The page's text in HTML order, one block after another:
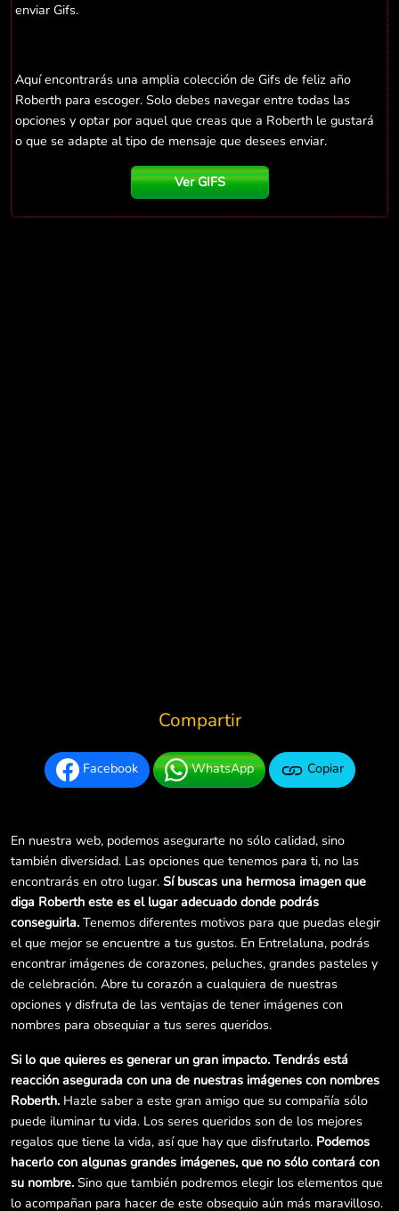
enviar Gifs.
Aquí encontrarás una amplia colección de Gifs de feliz año
Roberth para escoger. Solo debes navegar entre todas las
opciones y optar por aquel que creas que a Roberth le gustará
o que se adapte al tipo de mensaje que desees enviar.
Ver GIFS
Compartir
Facebook WhatsApp Copiar
En nuestra web, podemos asegurarte no sólo calidad, sino
también diversidad. Las opciones que tenemos para ti, no las
encontrarás en otro lugar. Sí buscas una hermosa imagen que
diga Roberth este es el lugar adecuado donde podrás
conseguirla. Tenemos diferentes motivos para que puedas elegir
el que mejor se encuentre a tus gustos. En Entrelaluna, podrás
encontrar imágenes de corazones, peluches, grandes pasteles y
de celebración. Abre tu corazón a cualquiera de nuestras
opciones y disfruta de las ventajas de tener imágenes con
nombres para obsequiar a tus seres queridos.
Si lo que quieres es generar un gran impacto. Tendrás está
reacción asegurada con una de nuestras imágenes con nombres
Roberth. Hazle saber a este gran amigo que su compañía sólo
puede iluminar tu vida. Los seres queridos son de los mejores
regalos que tiene la vida, así que hay que disfrutarlo. Podemos
hacerlo con algunas grandes imágenes, que no sólo contará con
su nombre. Sino que también podremos elegir los elementos que
lo acompañan para hacer de este obsequio aún más maravilloso.